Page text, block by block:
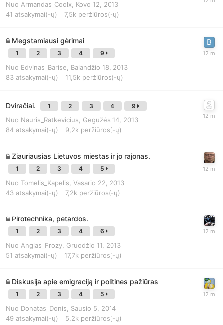
Nuo Armandas_Coolx
Kovo 12, 2013
41 atsakymai(-ų) 7,5k peržiūros(-ų)
Megstamiausi gėrimai
1 2 3 4 9
Nuo Edvinas_Barise
Balandžio 18, 2013
83 atsakymai(-ų) 11,5k peržiūros(-ų)
Dviračiai. 1 2 3 4 9
Nuo Nauris_Ratkevicius
Gegužės 14, 2013
84 atsakymai(-ų) 9,2k peržiūros(-ų)
Ziauriausias Lietuvos miestas ir jo rajonas.
1 2 3 4 5
Nuo Tomelis_Kapelis Vasario 22, 2013
43 atsakymai(-ų) 7,2k peržiūros(-ų)
Pirotechnika, petardos.
1 2 3 4 6
Nuo Anglas_Frozy Gruodžio 11, 2013
51 atsakymai(-ų) 17,7k peržiūros(-ų)
Diskusija apie emigraciją ir politines pažiūras
1 2 3 4 5
Nuo Donatas_Donis
Sausio 5, 2014
49 atsakymai(-ų) 5,2k peržiūros(-ų)